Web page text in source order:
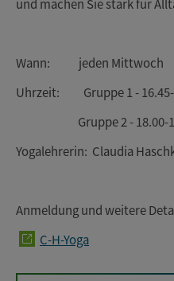
Wann: jeden Mittwoch
Uhrzeit: Gruppe 1 - 16.45-
Gruppe 2 - 18.00-
Yogalehrerin: Claudia
Anmeldung und weitere
C-H-Yoga